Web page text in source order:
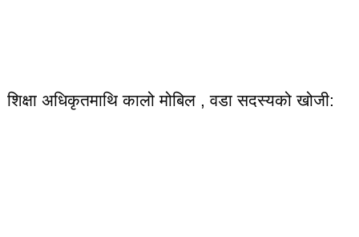
शिक्षा अधिकृतमाथि कालो मोबिल , वडा सदस्यको खोजी: